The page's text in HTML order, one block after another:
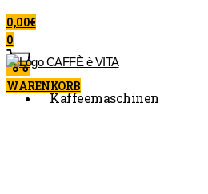
0,00€
0
WARENKORB
Kaffeemaschinen